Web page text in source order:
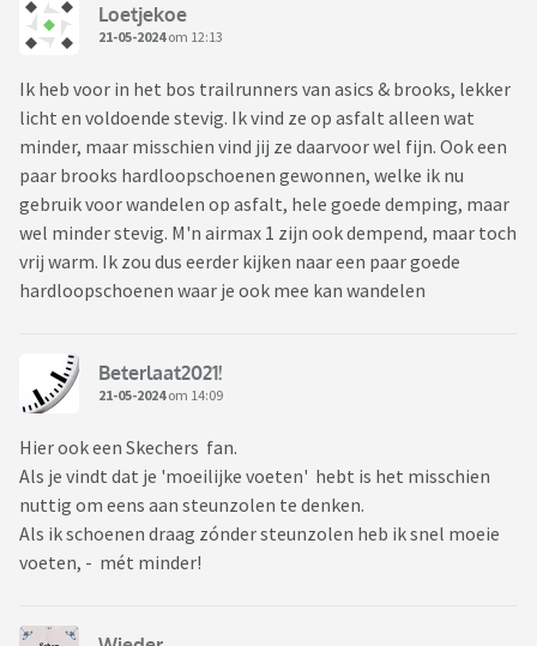
Loetjekoe
21-05-2024om 12:13
Ik heb voor in het bos trailrunners van asics & brooks, lekker
licht en voldoende stevig. Ik vind ze op asfalt alleen wat
minder, maar misschien vind jij ze daarvoor wel fijn. Ook een
paar brooks hardloopschoenen gewonnen, welke ik nu
gebruik voor wandelen op asfalt, hele goede demping, maar
wel minder stevig. M'n airmax 1 zijn ook dempend, maar toch
vrij warm. Ik zou dus eerder kijken naar een paar goede
hardloopschoenen waar je ook mee kan wandelen
Beterlaat2021!
21-05-2024om 14:09
Hier ook een Skechers fan.
Als je vindt dat je 'moeilijke voeten' hebt is het misschien
nuttig om eens aan steunzolen te denken.
Als ik schoenen draag zónder steunzolen heb ik snel moeie
voeten, - mét minder!